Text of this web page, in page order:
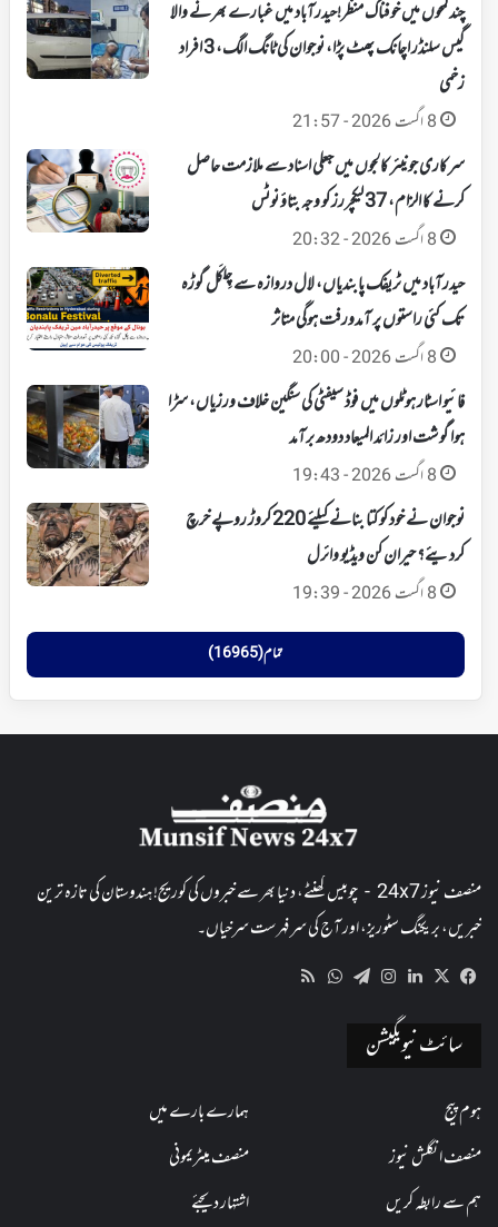
چند لمحوں میں خوفناک منظر!حیدرآباد میں غبارے بھرنے والا
گیس سلنڈر اچانک پھٹ پڑا، نوجوان کی ٹانگ الگ، 3 افراد
زخمی
8 اگست 2026 - 21:57
سرکاری جونیئر کالجوں میں جعلی اسناد سے ملازمت حاصل
کرنے کا الزام، 37 لیکچررز کو وجہ بتاؤ نوٹس
8 اگست 2026 - 20:32
حیدرآباد میں ٹریفک پابندیاں، لال دروازہ سے چِلکَل گوڑہ
تک کئی راستوں پر آمدورفت ہوگی متاثر
8 اگست 2026 - 20:00
فائیو اسٹار ہوٹلوں میں فوڈ سیفٹی کی سنگین خلاف ورزیاں، سڑا
ہوا گوشت اور زائد المیعاد دودھ برآمد
8 اگست 2026 - 19:43
نوجوان نے خود کو کتا بنانے کیلئے 220 کروڑ روپے خرچ
کردیئے؟ حیران کن ویڈیو وائرل
8 اگست 2026 - 19:39
تمام (16965)
منصف نیوز 24x7 - چوبیس گھنٹے، دنیا بھر سے خبروں کی کوریج! ہندوستان کی تازہ ترین
خبریں، بریکنگ سٹوریز، اور آج کی سرفہرست سرخیاں۔
Facebook
X
LinkedIn
Instagram
Telegram
WhatsApp
سائٹ نیویگیشن
ہوم پیج
ہمارے بارے میں
منصف انگلش نیوز
منصف میٹریمونی
ہم سے رابطہ کریں
اشتہار دیجئے